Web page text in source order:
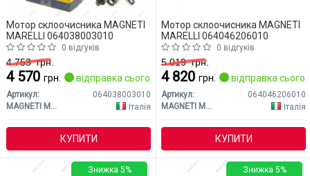
Мотор склоочисника MAGNETI
MARELLI 064038003010
0 відгуків
4 753грн.
4 570 грн. відправка сьогодні
Артикул:
064038003010
MAGNETI MARELLI
Італія
КУПИТИ
Мотор склоочисника MAGNETI
MARELLI 064046206010
0 відгуків
5 019грн.
4 820 грн. відправка
Артикул:
064046206010
MAGNETI MARELLI
Італія
КУПИТИ
Знижка 5% Знижка 5%